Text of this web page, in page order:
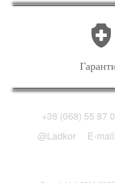
+38 (068) 55 87
@Ladkor
E-